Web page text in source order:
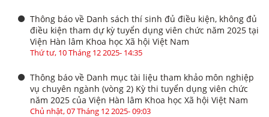
Thông báo về Danh sách thí sinh đủ điều kiện, không đủ
điều kiện tham dự kỳ tuyển dụng viên chức năm 2025 tại
Viện Hàn lâm Khoa học Xã hội Việt Nam
Thứ tư, 10 Tháng 12 2025- 14:35
Thông báo về Danh mục tài liệu tham khảo môn nghiệp
vụ chuyên ngành (vòng 2) Kỳ thi tuyển dụng viên chức
năm 2025 của Viện Hàn lâm Khoa học Xã hội Việt Nam
Chủ nhật, 07 Tháng 12 2025- 09:03